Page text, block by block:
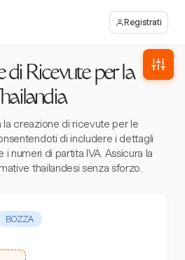
Registrati
di Ricevute per la
la creazione di ricevute per le
di includere i dettagli
numeri di partita IVA. Assicura la
thailandesi senza sforzo.
BOZZA